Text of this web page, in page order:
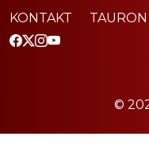
KONTAKT
©